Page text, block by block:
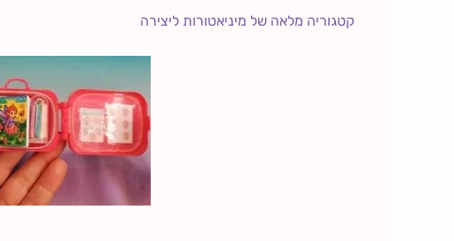
קטגוריה מלאה של מיניאטורות ליצירה